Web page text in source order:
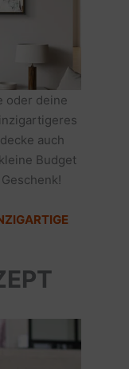
oder deine
auch
Budget